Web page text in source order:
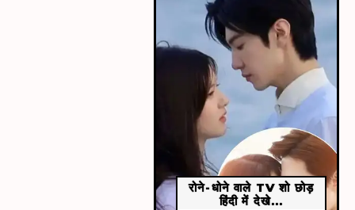
डेट कर रहे थे।
रोने-धोने वाले TV शो छोड़
हिंदी में देखे...